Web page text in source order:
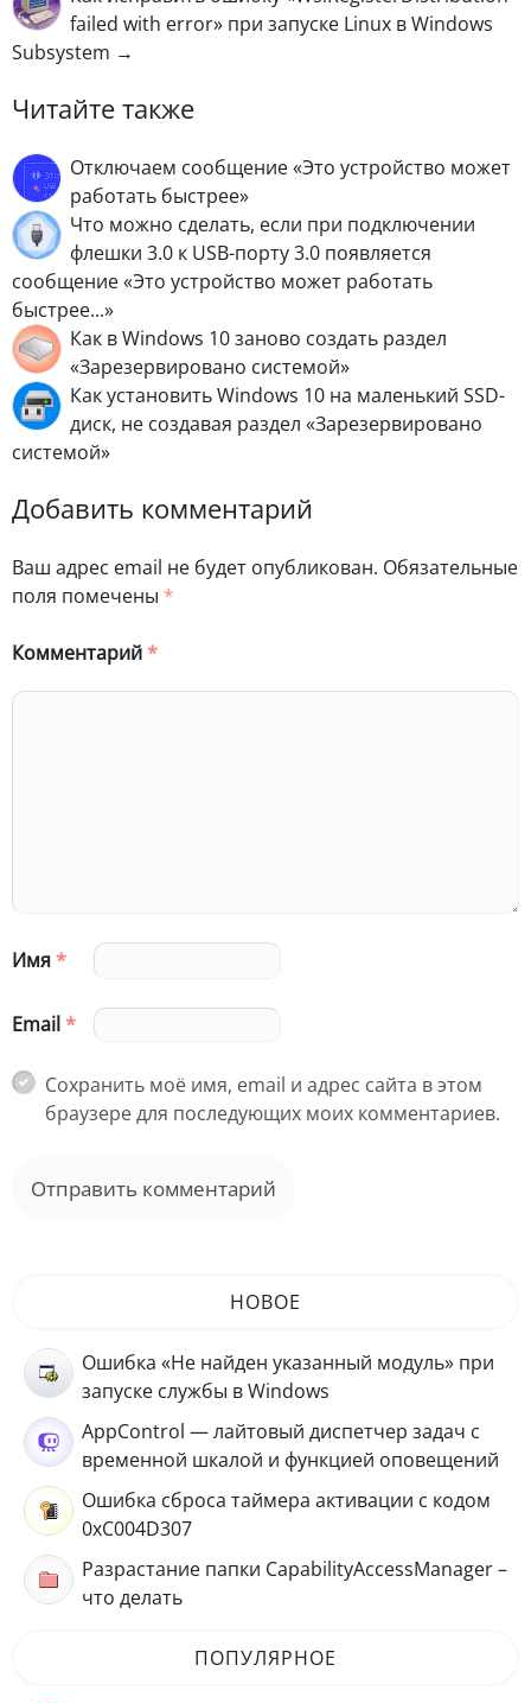
failed with error» при запуске Linux в Windows
Subsystem →
Читайте также
Отключаем сообщение «Это устройство может
работать быстрее»
Что можно сделать, если при подключении
флешки 3.0 к USB-порту 3.0 появляется
сообщение «Это устройство может работать
быстрее...»
Как в Windows 10 заново создать раздел
«Зарезервировано системой»
Как установить Windows 10 на маленький SSD-
диск, не создавая раздел «Зарезервировано
системой»
Добавить комментарий
Ваш адрес email не будет опубликован. Обязательные
поля помечены *
Комментарий*
Имя*
Email*
Сохранить моё имя, email и адрес сайта в этом
браузере для последующих моих комментариев.
НОВОЕ
Ошибка «Не найден указанный модуль» при
запуске службы в Windows
AppControl — лайтовый диспетчер задач с
временной шкалой и функцией оповещений
Ошибка сброса таймера активации с кодом
0xC004D307
Разрастание папки CapabilityAccessManager –
что делать
ПОПУЛЯРНОЕ